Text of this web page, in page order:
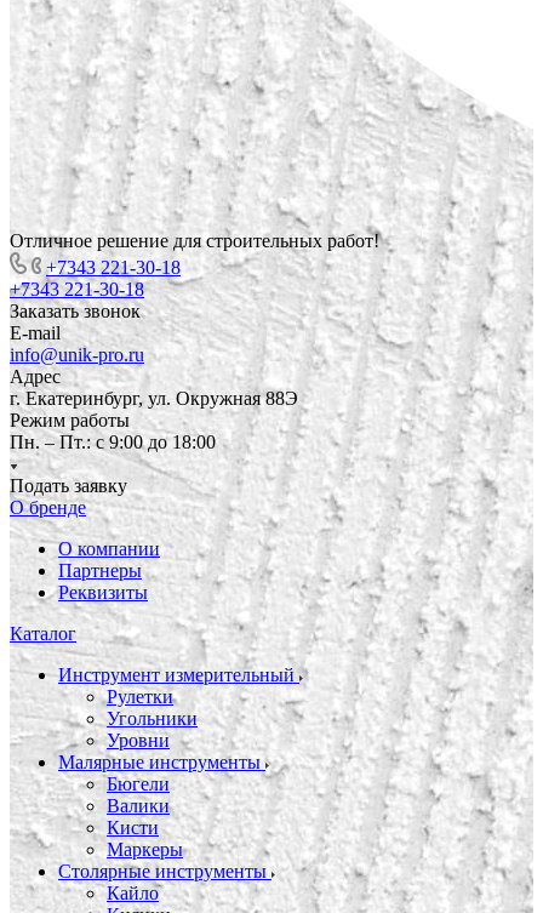
Отличное решение для строительных работ!
+7343 221-30-18
+7343 221-30-18
Заказать звонок
E-mail
info@unik-pro.ru
Адрес
г. Екатеринбург, ул. Окружная 88Э
Режим работы
Пн. – Пт.: с 9:00 до 18:00
Подать заявку
О бренде
О компании
Партнеры
Реквизиты
Каталог
Инструмент измерительный
Рулетки
Угольники
Уровни
Малярные инструменты
Бюгели
Валики
Кисти
Маркеры
Столярные инструменты
Кайло